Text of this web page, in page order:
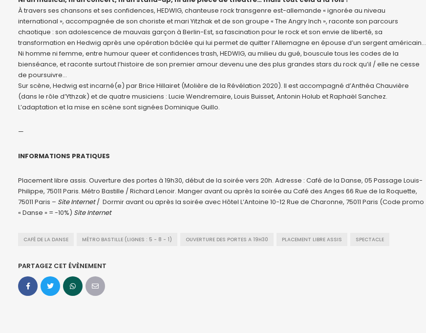
À travers ses chansons et ses confidences, HEDWIG, chanteuse rock transgenre est-allemande « ignorée au niveau
international », accompagnée de son choriste et mari Yitzhak et de son groupe « The Angry Inch », raconte son parcours
chaotique : son adolescence de mauvais garçon à Berlin-Est, sa fascination pour le rock et son envie de liberté, sa
transformation en Hedwig après une opération bâclée qui lui permet de quitter l’Allemagne en épouse d’un sergent américain…
Ni homme ni femme, entre humour queer et confidences trash, HEDWIG, au milieu du gué, bouscule tous les codes de la
bienséance, et raconte surtout l’histoire de son premier amour devenu une des plus grandes stars du rock qu’il / elle ne cesse
de poursuivre…
Sur scène, Hedwig est incarné(e) par Brice Hillairet (Molière de la Révélation 2020). Il est accompagné d’Anthéa Chauvière
(dans le rôle d’Ythzak) et de quatre musiciens : Lucie Wendremaire, Louis Buisset, Antonin Holub et Raphaël Sanchez.
L’adaptation et la mise en scène sont signées Dominique Guillo.
—
INFORMATIONS PRATIQUES
Placement libre assis. Ouverture des portes à 19h30, début de la soirée vers 20h. Adresse : Café de la Danse, 05 Passage Louis-
Philippe, 75011 Paris. Métro Bastille / Richard Lenoir. Manger avant ou après la soirée au Café des Anges 66 Rue de la Roquette,
75011 Paris – Site Internet/ Dormir avant ou après la soirée avec Hôtel L’Antoine 10-12 Rue de Charonne, 75011 Paris (Code promo
« Danse » = -10%) Site Internet
CAFÉ DE LA DANSE MÉTRO BASTILLE (LIGNES : 5 - 8 - 1) OUVERTURE DES PORTES A 19H30 PLACEMENT LIBRE ASSIS SPECTACLE
PARTAGEZ CET ÉVÈNEMENT